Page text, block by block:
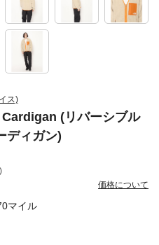
マイル
ス)
(リバーシブル
ディガン)
価格について